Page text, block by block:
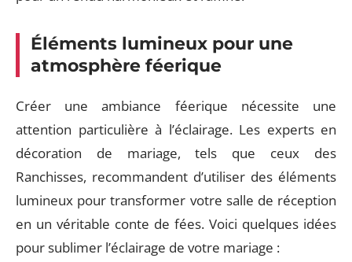
Éléments lumineux pour une
atmosphère féerique
Créer une ambiance féerique nécessite une
attention particulière à l’éclairage. Les experts en
décoration de mariage, tels que ceux des
Ranchisses, recommandent d’utiliser des éléments
lumineux pour transformer votre salle de réception
en un véritable conte de fées. Voici quelques idées
pour sublimer l’éclairage de votre mariage :